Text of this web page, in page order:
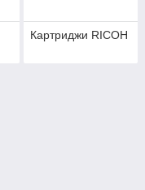
Картриджи RICOH